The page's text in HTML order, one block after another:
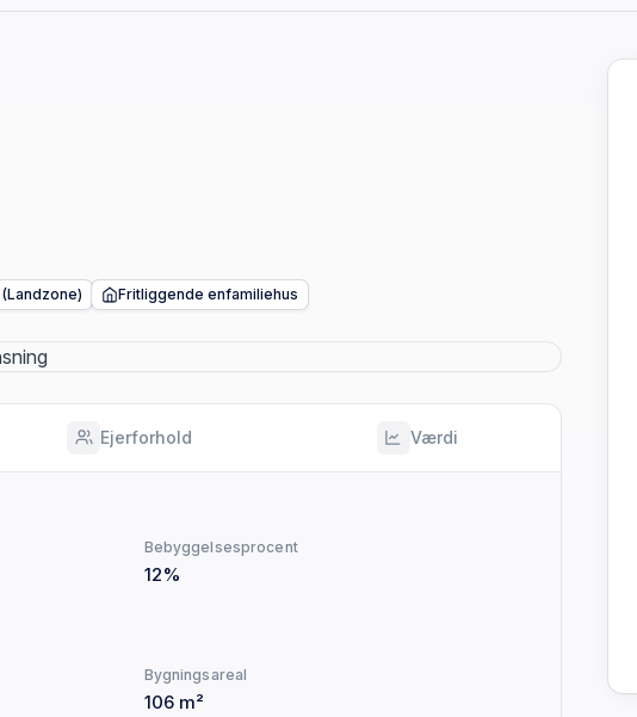
Fritliggende enfamiliehus
Ejerforhold Værdi
Bebyggelsesprocent
12%
Bygningsareal
106 m²